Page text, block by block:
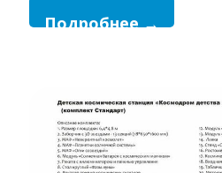
Подробнее →